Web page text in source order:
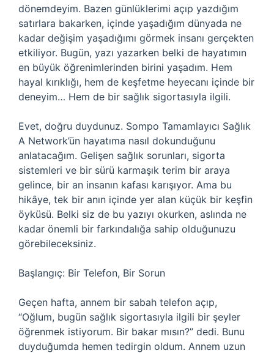
dönemdeyim. Bazen günlüklerimi açıp yazdığım
satırlara bakarken, içinde yaşadığım dünyada ne
kadar değişim yaşadığımı görmek insanı gerçekten
etkiliyor. Bugün, yazı yazarken belki de hayatımın
en büyük öğrenimlerinden birini yaşadım. Hem
hayal kırıklığı, hem de keşfetme heyecanı içinde bir
deneyim… Hem de bir sağlık sigortasıyla ilgili.
Evet, doğru duydunuz. Sompo Tamamlayıcı Sağlık
A Network’ün hayatıma nasıl dokunduğunu
anlatacağım. Gelişen sağlık sorunları, sigorta
sistemleri ve bir sürü karmaşık terim bir araya
gelince, bir an insanın kafası karışıyor. Ama bu
hikâye, tek bir anın içinde yer alan küçük bir keşfin
öyküsü. Belki siz de bu yazıyı okurken, aslında ne
kadar önemli bir farkındalığa sahip olduğunuzu
görebileceksiniz.
Başlangıç: Bir Telefon, Bir Sorun
Geçen hafta, annem bir sabah telefon açıp,
“Oğlum, bugün sağlık sigortasıyla ilgili bir şeyler
öğrenmek istiyorum. Bir bakar mısın?” dedi. Bunu
duyduğumda hemen tedirgin oldum. Annem uzun